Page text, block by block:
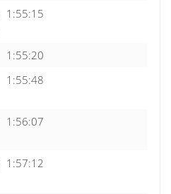
1:55:15
1:55:20
1:55:48
1:56:07
1:57:12